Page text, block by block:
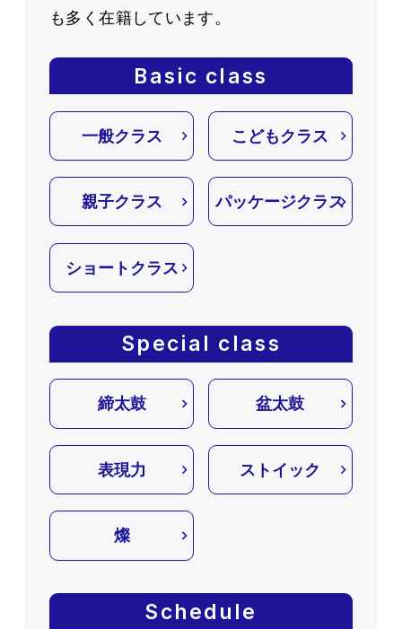
も多く在籍しています。
Basic class
一般クラス こどもクラス
親子クラス パッケージクラス
ショートクラス
Special class
締太鼓 盆太鼓
表現力 ストイック
燦
Schedule